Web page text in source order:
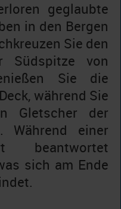
geglaubte
in den Bergen
Sie den
Südspitze von
Sie die
während Sie
Gletscher der
Während einer
beantwortet
sich am Ende